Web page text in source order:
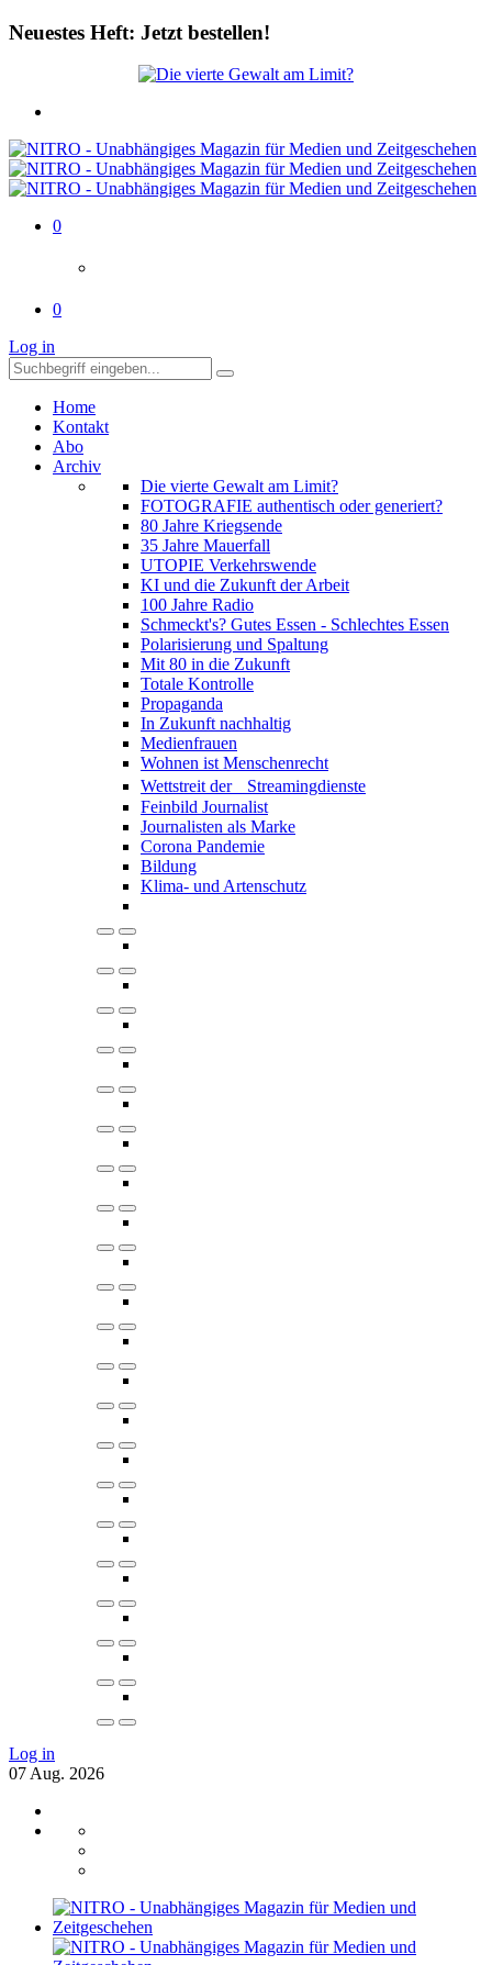
Neuestes Heft: Jetzt bestellen!
0
0
Log in
Home
Kontakt
Abo
Archiv
Die vierte Gewalt am Limit?
FOTOGRAFIE authentisch oder generiert?
80 Jahre Kriegsende
35 Jahre Mauerfall
UTOPIE Verkehrswende
KI und die Zukunft der Arbeit
100 Jahre Radio
Schmeckt's? Gutes Essen - Schlechtes Essen
Polarisierung und Spaltung
Mit 80 in die Zukunft
Totale Kontrolle
Propaganda
In Zukunft nachhaltig
Medienfrauen
Wohnen ist Menschenrecht
Wettstreit der Streamingdienste
Feinbild Journalist
Journalisten als Marke
Corona Pandemie
Bildung
Klima- und Artenschutz
Log in
07 Aug. 2026